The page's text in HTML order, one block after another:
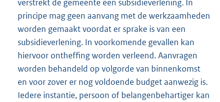
verstrekt de gemeente een subsidieverlening. In
principe mag geen aanvang met de werkzaamheden
worden gemaakt voordat er sprake is van een
subsidieverlening. In voorkomende gevallen kan
hiervoor ontheffing worden verleend. Aanvragen
worden behandeld op volgorde van binnenkomst
en voor zover er nog voldoende budget aanwezig is.
Iedere instantie, persoon of belangenbehartiger kan